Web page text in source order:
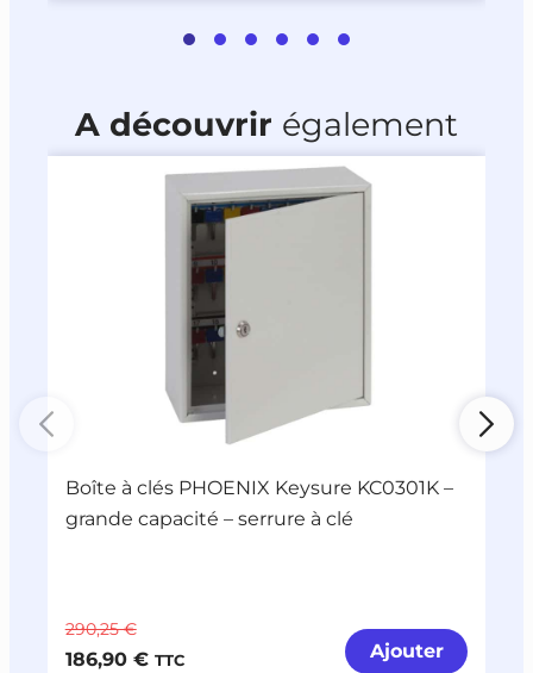
A découvrir également
Boîte à clés PHOENIX Keysure KC0301K –
grande capacité – serrure à clé
290,25 €
186,90 € TTC Ajouter